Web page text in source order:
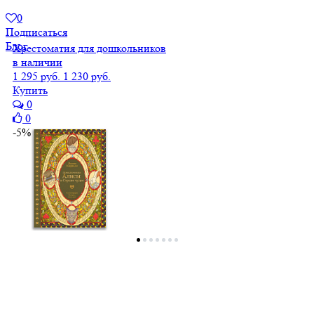
0
Подписаться
Блог
Хрестоматия для дошкольников
в наличии
1 295 руб. 1 230 руб.
Купить
0
0
-5%